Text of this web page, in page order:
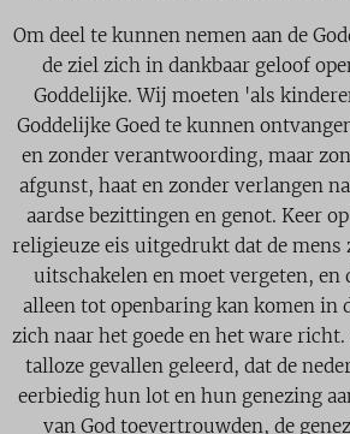
Om deel te kunnen nemen aan de
de ziel zich in dankbaar geloof
Goddelijke. Wij moeten 'als
Goddelijke Goed te kunnen
en zonder verantwoording, maar
afgunst, haat en zonder verlangen
aardse bezittingen en genot. Keer
religieuze eis uitgedrukt dat de mens
uitschakelen en moet vergeten, en
alleen tot openbaring kan komen in
zich naar het goede en het ware
talloze gevallen geleerd, dat de
eerbiedig hun lot en hun genezing
van God toevertrouwden, de